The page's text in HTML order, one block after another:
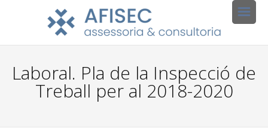
Laboral. Pla de la Inspecció de
Treball per al 2018-2020